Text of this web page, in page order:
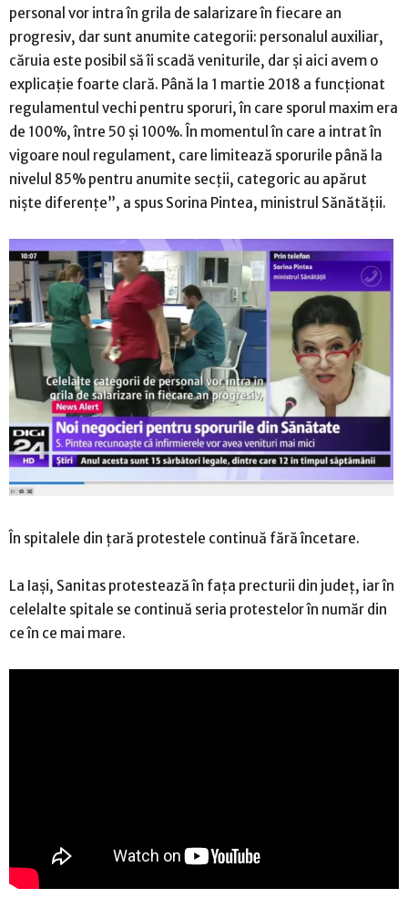
personal vor intra în grila de salarizare în fiecare an
progresiv, dar sunt anumite categorii: personalul auxiliar,
căruia este posibil să îi scadă veniturile, dar şi aici avem o
explicaţie foarte clară. Până la 1 martie 2018 a funcţionat
regulamentul vechi pentru sporuri, în care sporul maxim era
de 100%, între 50 şi 100%. În momentul în care a intrat în
vigoare noul regulament, care limitează sporurile până la
nivelul 85% pentru anumite secţii, categoric au apărut
nişte diferenţe”, a spus Sorina Pintea, ministrul Sănătăţii.
În spitalele din țară protestele continuă fără încetare.
La Iași, Sanitas protestează în fața precturii din județ, iar în
celelalte spitale se continuă seria protestelor în număr din
ce în ce mai mare.